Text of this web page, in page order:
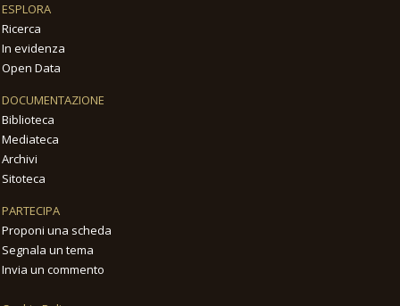
ESPLORA
Ricerca
In evidenza
Open Data
DOCUMENTAZIONE
Biblioteca
Mediateca
Archivi
Sitoteca
PARTECIPA
Proponi una scheda
Segnala un tema
Invia un commento